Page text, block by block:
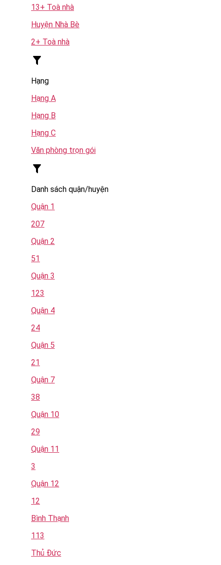
13+ Toà nhà
Huyện Nhà Bè
2+ Toà nhà
Hạng
Hạng A
Hạng B
Hạng C
Văn phòng trọn gói
Danh sách quận/huyện
Quận 1
207
Quận 2
51
Quận 3
123
Quận 4
24
Quận 5
21
Quận 7
38
Quận 10
29
Quận 11
3
Quận 12
12
Bình Thạnh
113
Thủ Đức